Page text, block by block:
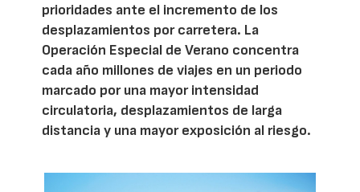
prioridades ante el incremento de los
desplazamientos por carretera. La
Operación Especial de Verano concentra
cada año millones de viajes en un periodo
marcado por una mayor intensidad
circulatoria, desplazamientos de larga
distancia y una mayor exposición al riesgo.